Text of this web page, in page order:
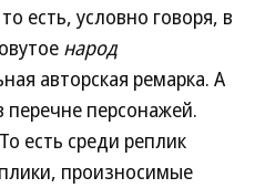
есть, условно говоря, в
народ
авторская ремарка. А
персонажей.
есть среди реплик
произносимые